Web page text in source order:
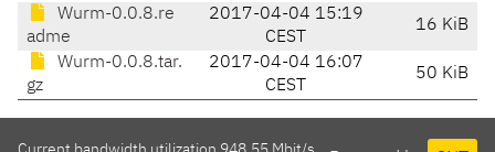
Wurm-0.0.8.re
adme
2017-04-04 15:19
CEST
16 KiB
Wurm-0.0.8.tar.
gz
2017-04-04 16:07
CEST
50 KiB